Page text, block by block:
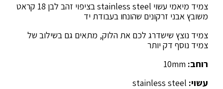
צמיד מיאמי עשוי stainless steel בציפוי זהב לבן 18 קראט
משובץ אבני זרקונים שהונחו בעבודת יד
צמיד נוצץ שישדרג לכם את הלוק, מתאים גם בשילוב של
צמיד נוסף דק יותר
רוחב:
עשוי: